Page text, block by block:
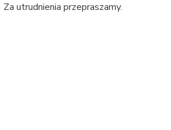
Za utrudnienia przepraszamy.